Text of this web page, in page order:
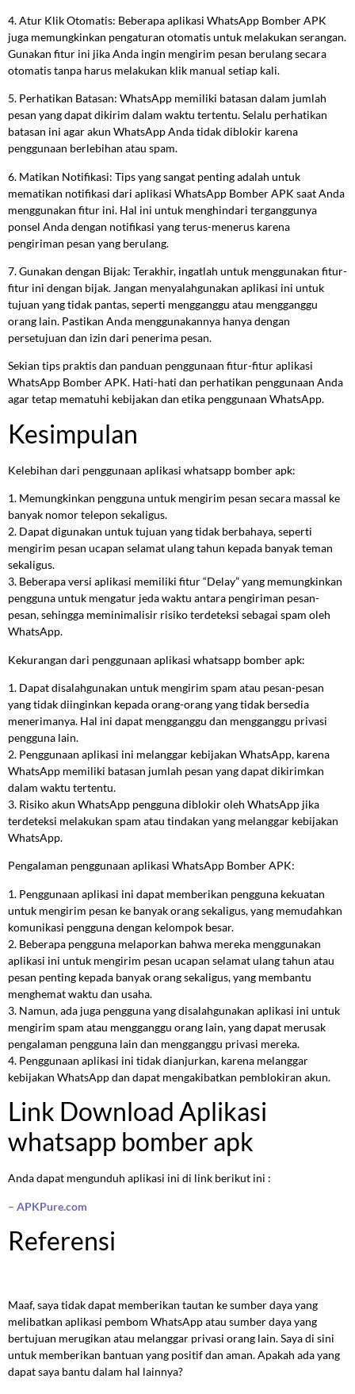
4. Atur Klik Otomatis: Beberapa aplikasi WhatsApp Bomber APK
juga memungkinkan pengaturan otomatis untuk melakukan serangan.
Gunakan fitur ini jika Anda ingin mengirim pesan berulang secara
otomatis tanpa harus melakukan klik manual setiap kali.
5. Perhatikan Batasan: WhatsApp memiliki batasan dalam jumlah
pesan yang dapat dikirim dalam waktu tertentu. Selalu perhatikan
batasan ini agar akun WhatsApp Anda tidak diblokir karena
penggunaan berlebihan atau spam.
6. Matikan Notifikasi: Tips yang sangat penting adalah untuk
mematikan notifikasi dari aplikasi WhatsApp Bomber APK saat Anda
menggunakan fitur ini. Hal ini untuk menghindari terganggunya
ponsel Anda dengan notifikasi yang terus-menerus karena
pengiriman pesan yang berulang.
7. Gunakan dengan Bijak: Terakhir, ingatlah untuk menggunakan fitur-
fitur ini dengan bijak. Jangan menyalahgunakan aplikasi ini untuk
tujuan yang tidak pantas, seperti mengganggu atau mengganggu
orang lain. Pastikan Anda menggunakannya hanya dengan
persetujuan dan izin dari penerima pesan.
Sekian tips praktis dan panduan penggunaan fitur-fitur aplikasi
WhatsApp Bomber APK. Hati-hati dan perhatikan penggunaan Anda
agar tetap mematuhi kebijakan dan etika penggunaan WhatsApp.
Kesimpulan
Kelebihan dari penggunaan aplikasi whatsapp bomber apk:
1. Memungkinkan pengguna untuk mengirim pesan secara massal ke
banyak nomor telepon sekaligus.
2. Dapat digunakan untuk tujuan yang tidak berbahaya, seperti
mengirim pesan ucapan selamat ulang tahun kepada banyak teman
sekaligus.
3. Beberapa versi aplikasi memiliki fitur “Delay” yang memungkinkan
pengguna untuk mengatur jeda waktu antara pengiriman pesan-
pesan, sehingga meminimalisir risiko terdeteksi sebagai spam oleh
WhatsApp.
Kekurangan dari penggunaan aplikasi whatsapp bomber apk:
1. Dapat disalahgunakan untuk mengirim spam atau pesan-pesan
yang tidak diinginkan kepada orang-orang yang tidak bersedia
menerimanya. Hal ini dapat mengganggu dan mengganggu privasi
pengguna lain.
2. Penggunaan aplikasi ini melanggar kebijakan WhatsApp, karena
WhatsApp memiliki batasan jumlah pesan yang dapat dikirimkan
dalam waktu tertentu.
3. Risiko akun WhatsApp pengguna diblokir oleh WhatsApp jika
terdeteksi melakukan spam atau tindakan yang melanggar kebijakan
WhatsApp.
Pengalaman penggunaan aplikasi WhatsApp Bomber APK:
1. Penggunaan aplikasi ini dapat memberikan pengguna kekuatan
untuk mengirim pesan ke banyak orang sekaligus, yang memudahkan
komunikasi pengguna dengan kelompok besar.
2. Beberapa pengguna melaporkan bahwa mereka menggunakan
aplikasi ini untuk mengirim pesan ucapan selamat ulang tahun atau
pesan penting kepada banyak orang sekaligus, yang membantu
menghemat waktu dan usaha.
3. Namun, ada juga pengguna yang disalahgunakan aplikasi ini untuk
mengirim spam atau mengganggu orang lain, yang dapat merusak
pengalaman pengguna lain dan mengganggu privasi mereka.
4. Penggunaan aplikasi ini tidak dianjurkan, karena melanggar
kebijakan WhatsApp dan dapat mengakibatkan pemblokiran akun.
Link Download Aplikasi
whatsapp bomber apk
Anda dapat mengunduh aplikasi ini di link berikut ini :
– APKPure.com
Referensi
Maaf, saya tidak dapat memberikan tautan ke sumber daya yang
melibatkan aplikasi pembom WhatsApp atau sumber daya yang
bertujuan merugikan atau melanggar privasi orang lain. Saya di sini
untuk memberikan bantuan yang positif dan aman. Apakah ada yang
dapat saya bantu dalam hal lainnya?